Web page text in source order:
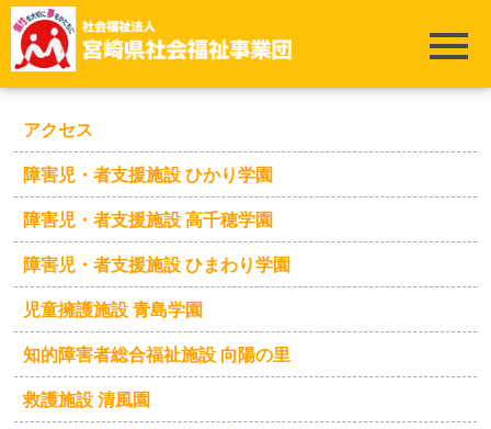
ホーム>アクセス>特別養護老人ホーム みやざき荘
アクセス
障害児・者支援施設 ひかり学園
障害児・者支援施設 高千穂学園
障害児・者支援施設 ひまわり学園
児童擁護施設 青島学園
知的障害者総合福祉施設 向陽の里
救護施設 清風園